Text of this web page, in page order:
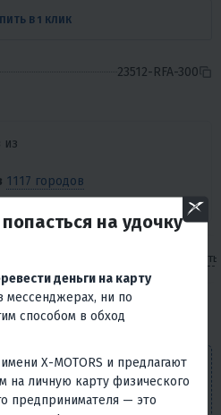
В 1 КЛИК
23512-RFA-300
из
1117 городов
Как получить
комплектация и
производителем без
Описание носит
на удочку
деньги на карту
мессенджерах, ни по
способом в обход
X-MOTORS и предлагают
на личную карту физического
предпринимателя — это